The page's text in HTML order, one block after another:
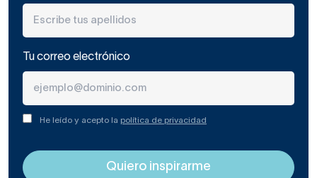
Tu correo electrónico
He leído y acepto la política de privacidad